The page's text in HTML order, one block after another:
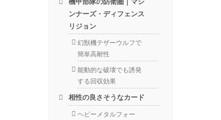
ンナーズ・ディフェンス
リジョン
幻獣機テザーウルフで
簡単高耐性
能動的な破壊でも誘発
する回収効果
相性の良さそうなカード
ヘビーメタルフォー